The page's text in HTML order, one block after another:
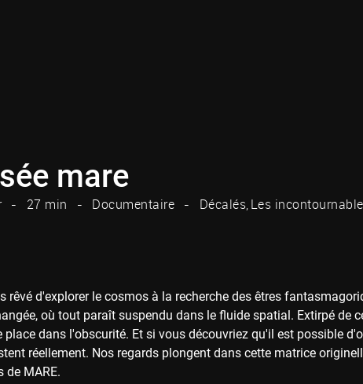
mare
27 min Documentaire Décalés Les
rêvé d'explorer le cosmos à la recherche des êtres
où tout paraît suspendu dans le fluide spatial. Extirpé de
place dans l'obscurité. Et si vous découvriez qu'il est possible
réellement. Nos regards plongent dans cette matrice
de MARE.